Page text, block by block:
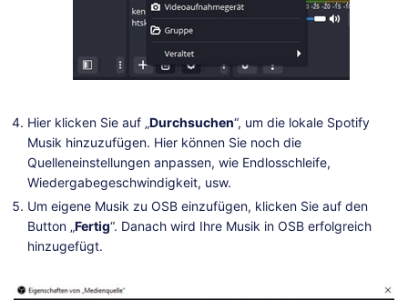
Hier klicken Sie auf „Durchsuchen“, um die lokale Spotify
Musik hinzuzufügen. Hier können Sie noch die
Quelleneinstellungen anpassen, wie Endlosschleife,
Wiedergabegeschwindigkeit, usw.
Um eigene Musik zu OSB einzufügen, klicken Sie auf den
Button „Fertig“. Danach wird Ihre Musik in OSB erfolgreich
hinzugefügt.